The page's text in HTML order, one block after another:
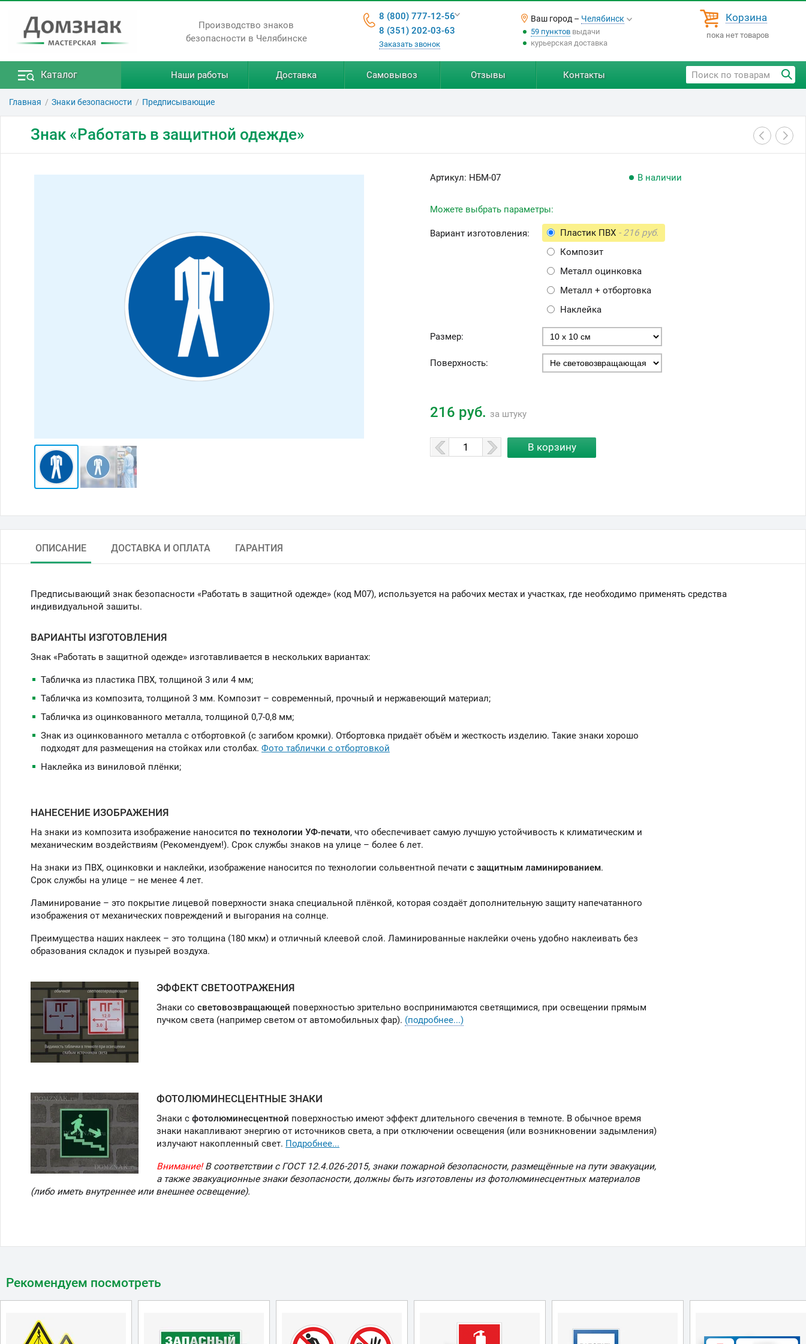
Производство знаков
безопасности в Челябинске
8 (800) 777-12-56
8 (351) 202-03-63
Заказать звонок
Ваш город – Челябинск
59 пунктоввыдачи
курьерская доставка
Корзина
пока нет товаров
Каталог Наши работы Доставка Самовывоз Отзывы Контакты
Главная Знаки безопасности Предписывающие
Знак «Работать в защитной одежде»
Артикул: НБМ-07 В наличии
Можете выбрать параметры:
Вариант изготовления: Пластик ПВХ - 216 руб.
Композит
Металл оцинковка
Металл + отбортовка
Наклейка
Размер:
Поверхность:
216 руб. за штуку
ОПИСАНИЕ ДОСТАВКА И ОПЛАТА ГАРАНТИЯ
Предписывающий знак безопасности «Работать в защитной одежде» (код M07), используется на рабочих местах и участках, где необходимо применять средства
индивидуальной зашиты.
ВАРИАНТЫ ИЗГОТОВЛЕНИЯ
Знак «Работать в защитной одежде» изготавливается в нескольких вариантах:
Табличка из пластика ПВХ, толщиной 3 или 4 мм;
Табличка из композита, толщиной 3 мм. Композит – современный, прочный и нержавеющий материал;
Табличка из оцинкованного металла, толщиной 0,7-0,8 мм;
Знак из оцинкованного металла с отбортовкой (с загибом кромки). Отбортовка придаёт объём и жесткость изделию. Такие знаки хорошо
подходят для размещения на стойках или столбах. Фото таблички с отбортовкой
Наклейка из виниловой плёнки;
НАНЕСЕНИЕ ИЗОБРАЖЕНИЯ
На знаки из композита изображение наносится по технологии УФ-печати, что обеспечивает самую лучшую устойчивость к климатическим и
механическим воздействиям (Рекомендуем!). Срок службы знаков на улице – более 6 лет.
На знаки из ПВХ, оцинковки и наклейки, изображение наносится по технологии сольвентной печати с защитным ламинированием.
Срок службы на улице – не менее 4 лет.
Ламинирование – это покрытие лицевой поверхности знака специальной плёнкой, которая создаёт дополнительную защиту напечатанного
изображения от механических повреждений и выгорания на солнце.
Преимущества наших наклеек – это толщина (180 мкм) и отличный клеевой слой. Ламинированные наклейки очень удобно наклеивать без
образования складок и пузырей воздуха.
ЭФФЕКТ СВЕТООТРАЖЕНИЯ
Знаки со световозвращающей поверхностью зрительно воспринимаются светящимися, при освещении прямым
пучком света (например светом от автомобильных фар). (подробнее...)
ФОТОЛЮМИНЕСЦЕНТНЫЕ ЗНАКИ
Знаки с фотолюминесцентной поверхностью имеют эффект длительного свечения в темноте. В обычное время
знаки накапливают энергию от источников света, а при отключении освещения (или возникновении задымления)
излучают накопленный свет. Подробнее...
Внимание!В соответствии с ГОСТ 12.4.026-2015, знаки пожарной безопасности, размещённые на пути эвакуации,
а также эвакуационные знаки безопасности, должны быть изготовлены из фотолюминесцентных материалов
(либо иметь внутреннее или внешнее освещение).
Рекомендуем посмотреть